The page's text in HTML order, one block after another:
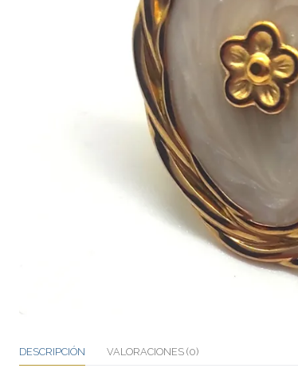
DESCRIPCIÓN VALORACIONES (0)